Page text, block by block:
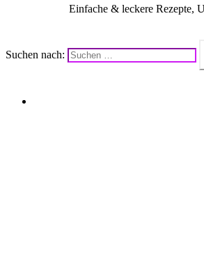
Einfache & leckere Rezepte,
Suchen nach: